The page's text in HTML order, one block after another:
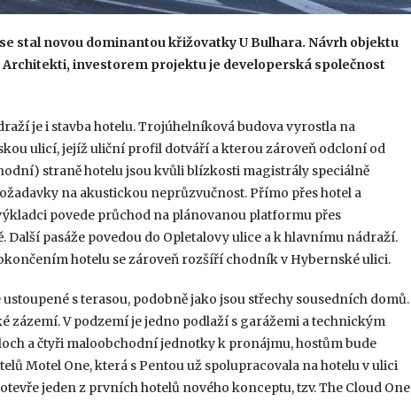
stal novou dominantou křižovatky U Bulhara. Návrh objektu
investorem projektu je developerská společnost
je i stavba hotelu. Trojúhelníková budova vyrostla na
ulicí, jejíž uliční profil dotváří a kterou zároveň odcloní od
straně hotelu jsou kvůli blízkosti magistrály speciálně
na akustickou neprůzvučnost. Přímo přes hotel a
povede průchod na plánovanou platformu přes
pasáže povedou do Opletalovy ulice a k hlavnímu nádraží.
hotelu se zároveň rozšíří chodník v Hybernské ulici.
s terasou, podobně jako jsou střechy sousedních domů.
zázemí. V podzemí je jedno podlaží s garážemi a technickým
a čtyři maloobchodní jednotky k pronájmu, hostům bude
Motel One, která s Pentou už spolupracovala na hotelu v ulici
jeden z prvních hotelů nového konceptu, tzv. The Cloud One